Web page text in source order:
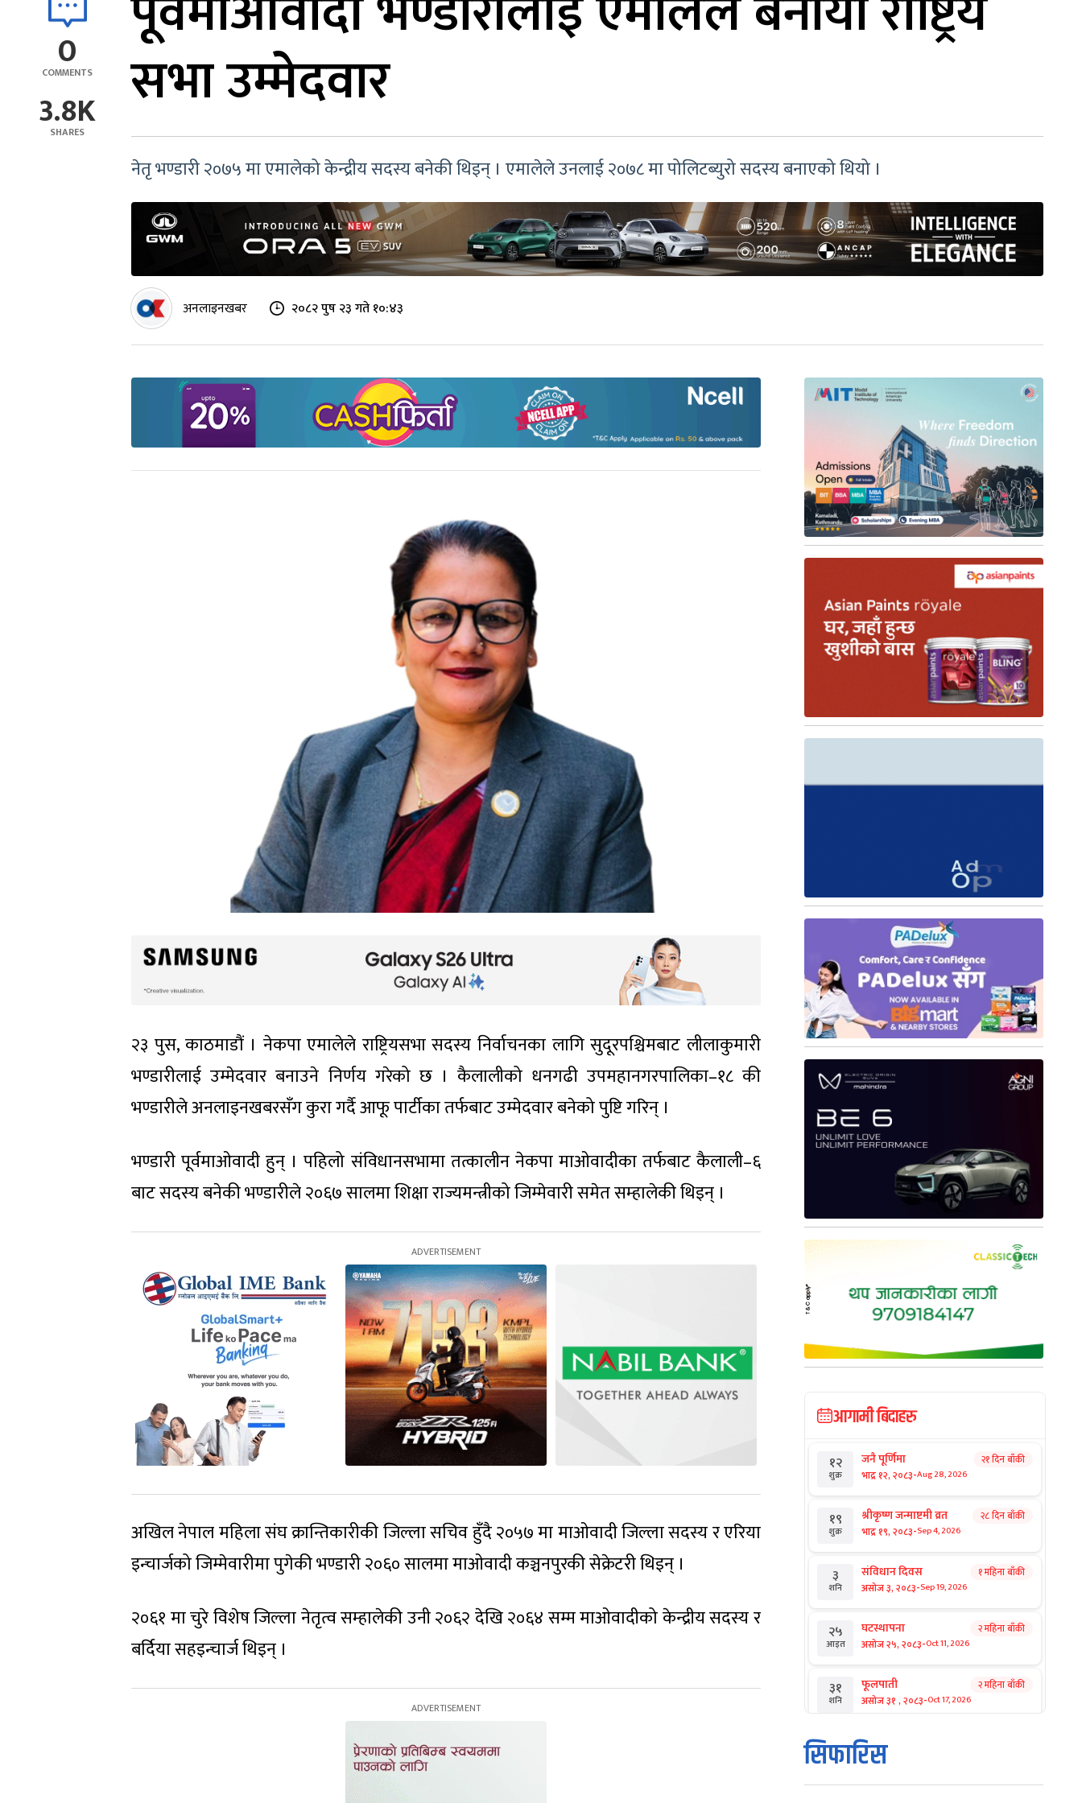
0
COMMENTS
3.8K
SHARES
सभा उम्मेदवार
नेतृ भण्डारी २०७५ मा एमालेको केन्द्रीय सदस्य बनेकी थिइन् । एमालेले उनलाई २०७८ मा पोलिटब्युरो सदस्य बनाएको थियो ।
अनलाइनखबर २०८२ पुष २३ गते १०:४३
२३ पुस, काठमाडौं । नेकपा एमालेले राष्ट्रियसभा सदस्य निर्वाचनका लागि सुदूरपश्चिमबाट लीलाकुमारी
भण्डारीलाई उम्मेदवार बनाउने निर्णय गरेको छ । कैलालीको धनगढी उपमहानगरपालिका–१८ की
भण्डारीले अनलाइनखबरसँग कुरा गर्दै आफू पार्टीका तर्फबाट उम्मेदवार बनेको पुष्टि गरिन् ।
भण्डारी पूर्वमाओवादी हुन् । पहिलो संविधानसभामा तत्कालीन नेकपा माओवादीका तर्फबाट कैलाली–६
बाट सदस्य बनेकी भण्डारीले २०६७ सालमा शिक्षा राज्यमन्त्रीको जिम्मेवारी समेत सम्हालेकी थिइन् ।
अखिल नेपाल महिला संघ क्रान्तिकारीकी जिल्ला सचिव हुँदै २०५७ मा माओवादी जिल्ला सदस्य र एरिया
इन्चार्जको जिम्मेवारीमा पुगेकी भण्डारी २०६० सालमा माओवादी कञ्चनपुरकी सेक्रेटरी थिइन् ।
२०६१ मा चुरे विशेष जिल्ला नेतृत्व सम्हालेकी उनी २०६२ देखि २०६४ सम्म माओवादीको केन्द्रीय सदस्य र
बर्दिया सहइन्चार्ज थिइन् ।
आगामी बिदाहरु
१२
शुक्र
जनै पूर्णिमा
भाद्र १२, २०८३-Aug 28, 2026
२१ दिन बाँकी
१९
शुक्र
श्रीकृष्ण जन्माष्टमी व्रत
भाद्र १९, २०८३-Sep 4, 2026
२८ दिन बाँकी
३
शनि
संविधान दिवस
असोज ३, २०८३-Sep 19, 2026
१ महिना बाँकी
२५
आइत
घटस्थापना
असोज २५, २०८३-Oct 11, 2026
२ महिना बाँकी
३१
शनि
फूलपाती
असोज ३१ , २०८३-Oct 17, 2026
२ महिना बाँकी
१
आइत
कार्तिक सङ्क्रान्ति
कार्तिक १, २०८३
सिफारिस